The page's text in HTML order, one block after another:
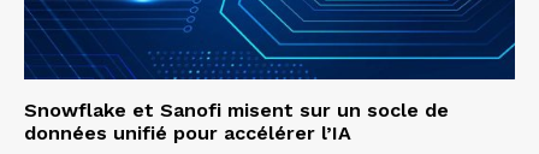
Snowflake et Sanofi misent sur un socle de
données unifié pour accélérer l’IA